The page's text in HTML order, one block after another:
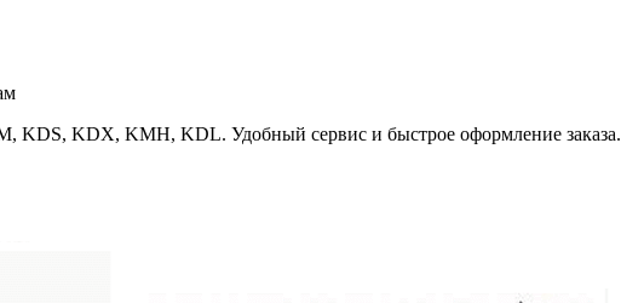
KDS, KDX, KMH, KDL. Удобный сервис и быстрое оформление заказа.